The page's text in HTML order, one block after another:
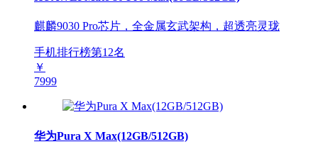
麒麟9030 Pro芯片，全金属玄武架构，超透亮灵珑
手机排行榜第12名
￥
7999
华为Pura X Max(12GB/512GB)